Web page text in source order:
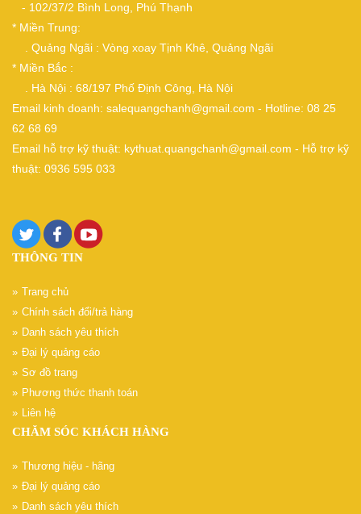
- 102/37/2 Bình Long, Phú Thạnh
* Miền Trung:
. Quảng Ngãi : Vòng xoay Tịnh Khê, Quảng Ngãi
* Miền Bắc :
. Hà Nội : 68/197 Phố Định Công, Hà Nội
Email kinh doanh: salequangchanh@gmail.com - Hotline: 08 25
62 68 69
Email hỗ trợ kỹ thuật: kythuat.quangchanh@gmail.com - Hỗ trợ kỹ
thuật: 0936 595 033
THÔNG TIN
Trang chủ
Chính sách đổi/trả hàng
Danh sách yêu thích
Đại lý quảng cáo
Sơ đồ trang
Phương thức thanh toán
Liên hệ
CHĂM SÓC KHÁCH HÀNG
Thương hiệu - hãng
Đại lý quảng cáo
Danh sách yêu thích